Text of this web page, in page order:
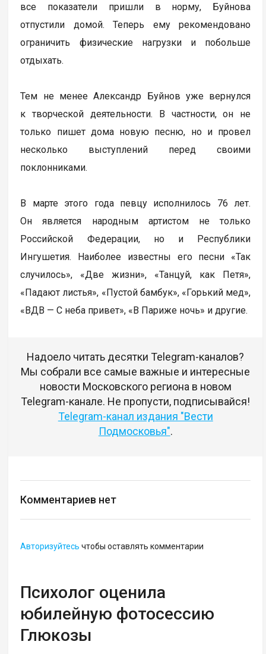
все показатели пришли в норму, Буйнова
отпустили домой. Теперь ему рекомендовано
ограничить физические нагрузки и побольше
отдыхать.
Тем не менее Александр Буйнов уже вернулся
к творческой деятельности. В частности, он не
только пишет дома новую песню, но и провел
несколько выступлений перед своими
поклонниками.
В марте этого года певцу исполнилось 76 лет.
Он является народным артистом не только
Российской Федерации, но и Республики
Ингушетия. Наиболее известны его песни «Так
случилось», «Две жизни», «Танцуй, как Петя»,
«Падают листья», «Пустой бамбук», «Горький мед»,
«ВДВ — С неба привет», «В Париже ночь» и другие.
Надоело читать десятки Telegram-каналов?
Мы собрали все самые важные и интересные
новости Московского региона в новом
Telegram-канале. Не пропусти, подписывайся!
Telegram-канал издания "Вести
Подмосковья".
Комментариев нет
Авторизуйтесь чтобы оставлять комментарии
Психолог оценила
юбилейную фотосессию
Глюкозы